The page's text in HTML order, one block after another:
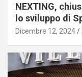
NEXTING,
lo sviluppo di
Dicembre 12, 2024